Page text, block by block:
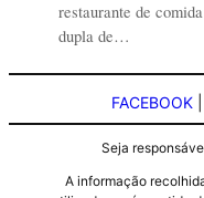
restaurante de
dupla de…
FACEBOOK
Seja
A informação